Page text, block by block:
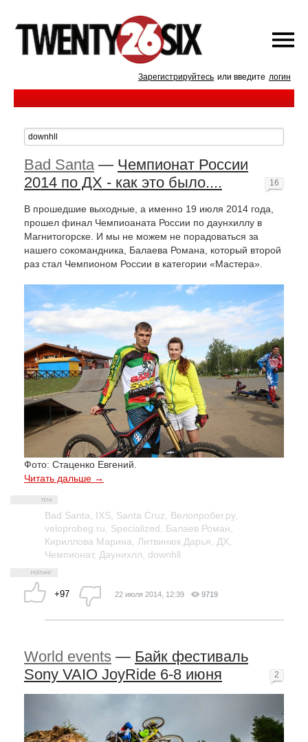
Зарегистрируйтесь или введите логин
Bad Santa— Чемпионат России
2014 по ДХ - как это было....
В прошедшие выходные, а именно 19 июля 2014 года,
прошел финал Чемпиоаната России по даунхиллу в
Магнитогорске. И мы не можем не порадоваться за
нашего сокомандника, Балаева Романа, который второй
раз стал Чемпионом России в категории «Мастера».
Фото: Стаценко Евгений.
Читать дальше →
Bad Santa IXS Santa Cruz Велопробег.ру,
veloprobeg.ru
Specialized Балаев Роман
Кириллова Марина
Литвинюк Дарья ДХ
Чемпионат, Даунихлл downhll
+97
16
22 июля 2014, 12:39 9719
World events — Байк фестиваль
Sony VAIO JoyRide 6-8 июня
2